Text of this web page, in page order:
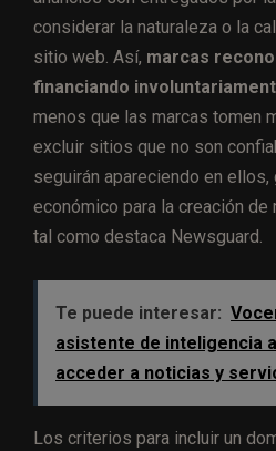
considerar la naturaleza o la
sitio web. Así, marcas
financiando
menos que las marcas tomen
excluir sitios que no son
seguirán apareciendo en ellos,
económico para la creación
tal como destaca Newsguard.
Te puede interesar:
asistente de inteligencia
acceder a noticias y
Los criterios para incluir un